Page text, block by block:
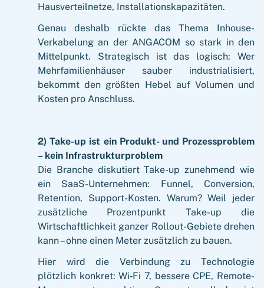
Hausverteilnetze, Installationskapazitäten.
Genau deshalb rückte das Thema Inhouse-
Verkabelung an der ANGACOM so stark in den
Mittelpunkt. Strategisch ist das logisch: Wer
Mehrfamilienhäuser sauber industrialisiert,
bekommt den größten Hebel auf Volumen und
Kosten pro Anschluss.
2) Take-up ist ein Produkt- und Prozessproblem
– kein Infrastrukturproblem
Die Branche diskutiert Take-up zunehmend wie
ein SaaS-Unternehmen: Funnel, Conversion,
Retention, Support-Kosten. Warum? Weil jeder
zusätzliche Prozentpunkt Take-up die
Wirtschaftlichkeit ganzer Rollout-Gebiete drehen
kann – ohne einen Meter zusätzlich zu bauen.
Hier wird die Verbindung zu Technologie
plötzlich konkret: Wi‑Fi 7, bessere CPE, Remote-